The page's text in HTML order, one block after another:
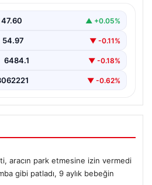
Tepkili Çalışan Arasında
47.60 ▲ +0.05%
54.97 ▼ -0.11%
6484.1 ▼ -0.18%
▼ -0.62%
aracın park etmesine izin vermedi
gibi patladı, 9 aylık bebeğin